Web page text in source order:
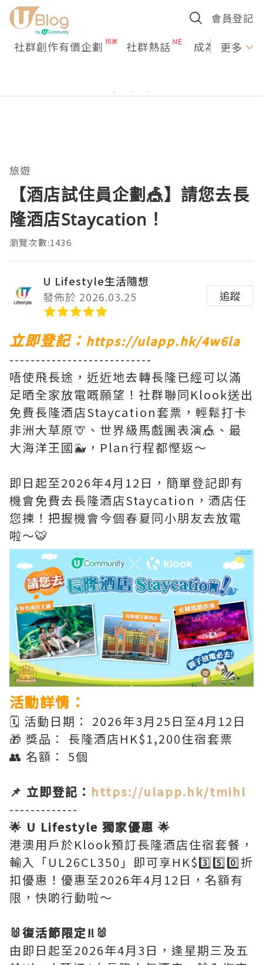
會員登記
社群創作有價企劃 社群熱話 成為U更多
旅遊
【酒店試住員企劃🎪】請您去長
隆酒店Staycation！
瀏覽次數:1436
U Lifestyle生活隨想
發佈於 2026.03.25
追蹤
立即登記： https://ulapp.hk/4w6la
---------------------------
唔使飛長途，近近地去轉長隆已經可以滿
足晒全家放電嘅願望！社群聯同Klook送出
免費長隆酒店Staycation套票，輕鬆打卡
非洲大草原🦒、世界級馬戲團表演🎪、最
大海洋王國🐳，Plan行程都慳返～
即日起至2026年4月12日，簡單登記即有
機會免費去長隆酒店Staycation，酒店任
您揀！把握機會今個春夏同小朋友去放電
啦～🐯
活動詳情：
🗓️ 活動日期： 2026年3月25日至4月12日
🎁 獎品： 長隆酒店HK$1,200住宿套票
👥 名額： 5個
📌 立即登記： https://ulapp.hk/tmihl
-------------
🌟 U Lifestyle 獨家優惠 🌟
港澳用戶於Klook預訂長隆酒店住宿套餐，
輸入「UL26CL350」即可享HK$3️⃣5️⃣0️⃣折
扣優惠！優惠至2026年4月12日，名額有
限，快啲行動啦～
🐰復活節限定‼️🐰
由即日起至2026年4月3日，逢星期三及五